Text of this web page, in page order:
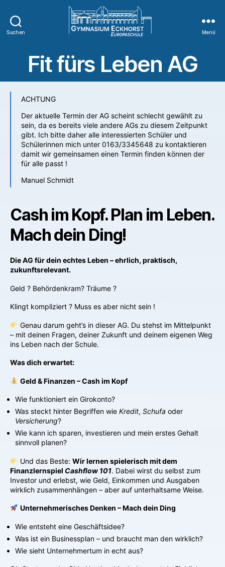
Suchen Menü
Fit fürs Leben AG
ACHTUNG
Der aktuelle Termin der AG scheint schlecht gewählt zu
sein, da es bereits viele andere AGs zu diesem Zeitpunkt
gibt. Ich bitte daher alle interessierten Schüler und
Schülerinnen mich unter 0163/3345648 zu kontaktieren
damit wir gemeinsamen einen Termin finden können der
für alle passt !
Manuel Schmidt
Cash im Kopf. Plan im Leben.
Mach dein Ding!
Die AG für dein echtes Leben – ehrlich, praktisch,
zukunftsrelevant.
Geld ? Behördenkram? Träume ?
Klingt kompliziert ? Muss es aber nicht sein !
Genau darum geht’s in dieser AG. Du stehst im Mittelpunkt
– mit deinen Fragen, deiner Zukunft und deinem eigenen Weg
ins Leben nach der Schule.
Was dich erwartet:
Geld & Finanzen – Cash im Kopf
Wie funktioniert ein Girokonto?
Was steckt hinter Begriffen wie Kredit, Schufa oder
Versicherung?
Wie kann ich sparen, investieren und mein erstes Gehalt
sinnvoll planen?
Und das Beste: Wir lernen spielerisch mit dem
Finanzlernspiel Cashflow 101. Dabei wirst du selbst zum
Investor und erlebst, wie Geld, Einkommen und Ausgaben
wirklich zusammenhängen – aber auf unterhaltsame Weise.
Unternehmerisches Denken – Mach dein Ding
Wie entsteht eine Geschäftsidee?
Was ist ein Businessplan – und braucht man den wirklich?
Wie sieht Unternehmertum in echt aus?